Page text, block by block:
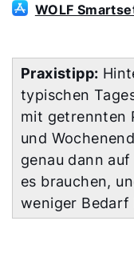
WOLF
Praxistipp:
typischen
mit getrennten
und
genau dann
es brauchen,
weniger Bedarf